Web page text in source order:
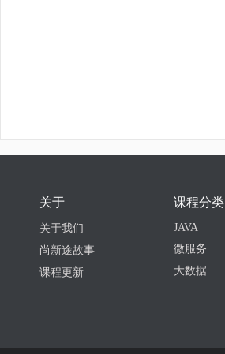
关于
关于我们
尚新途故事
课程更新
课程分类
JAVA
微服务
大数据